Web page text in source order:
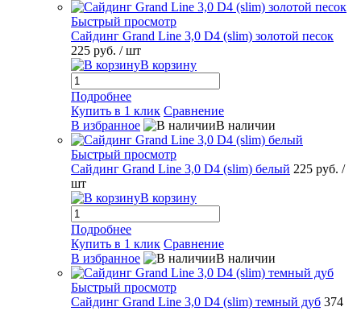
Быстрый просмотр
Сайдинг Grand Line 3,0 D4 (slim) золотой песок
225 руб. / шт
В корзину
Подробнее
Купить в 1 клик Сравнение
В избранное
В наличии
Быстрый просмотр
Сайдинг Grand Line 3,0 D4 (slim) белый 225 руб. /
шт
В корзину
Подробнее
Купить в 1 клик Сравнение
В избранное
В наличии
Быстрый просмотр
Сайдинг Grand Line 3,0 D4 (slim) темный дуб 374